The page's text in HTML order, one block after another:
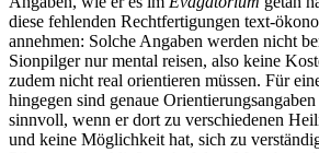
diese fehlenden Rechtfertigungen text-
annehmen: Solche Angaben werden nicht
Sionpilger nur mental reisen, also keine
zudem nicht real orientieren müssen. Für
hingegen sind genaue
sinnvoll, wenn er dort zu verschiedenen
und keine Möglichkeit hat, sich zu